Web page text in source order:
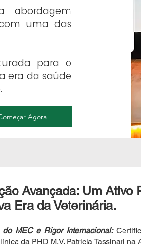
abordagem
uma das
para o
era da saúde
Agora
Avançada: Um Ativo
Era da Veterinária.
do MEC e Rigor Internacional:
da PHD M.V. Patricia Tassinari